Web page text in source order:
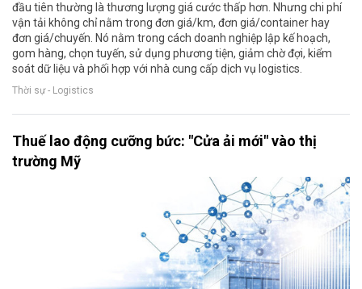
đầu tiên thường là thương lượng giá cước thấp hơn. Nhưng chi phí
vận tải không chỉ nằm trong đơn giá/km, đơn giá/container hay
đơn giá/chuyến. Nó nằm trong cách doanh nghiệp lập kế hoạch,
gom hàng, chọn tuyến, sử dụng phương tiện, giảm chờ đợi, kiểm
soát dữ liệu và phối hợp với nhà cung cấp dịch vụ logistics.
Thời sự - Logistics
Thuế lao động cưỡng bức: "Cửa ải mới" vào thị
trường Mỹ